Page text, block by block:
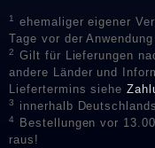
1
ehemaliger eigener
Tage vor der
2
Gilt für Lieferungen
andere Länder und
Liefertermins siehe
3 innerhalb
4
Bestellungen vor
raus!